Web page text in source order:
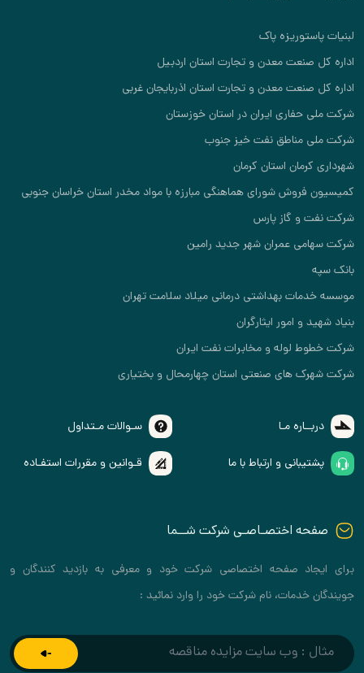
لبنیات پاستوریزه پاک
اداره کل صنعت معدن و تجارت استان اردبیل
اداره کل صنعت معدن و تجارت استان اذربایجان غربی
شرکت ملی حفاری ایران در استان خوزستان
شرکت ملی مناطق نفت خیز جنوب
شهرداری کرمان استان کرمان
کمیسیون فروش شورای هماهنگی مبارزه با مواد مخدر استان خراسان جنوبی
شرکت نفت و گاز پارس
شرکت سهامی عمران شهر جدید رامین
بانک سپه
موسسه خدمات بهداشتی درمانی میلاد سلامت تهران
بنیاد شهید و امور ایثارگران
شرکت خطوط لوله و مخابرات نفت ایران
شرکت شهرک های صنعتی استان چهارمحال و بختیاری
دربــاره مـا سـوالات مـتداول
پشتیبانی و ارتباط با ما قـوانین و مقررات استفـاده
صفحه اختصـاصـی شرکت شــما
برای ایجاد صفحه اختصاصی شرکت خود و معرفی به بازدید کنندگان و
جویندگان خدمات، نام شرکت خود را وارد نمائید :